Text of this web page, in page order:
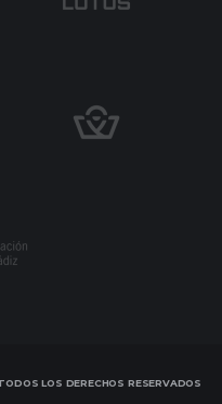
LOS DERECHOS RESERVADOS